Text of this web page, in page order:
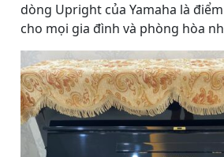
dòng Upright của Yamaha là
cho mọi gia đình và phòng hòa